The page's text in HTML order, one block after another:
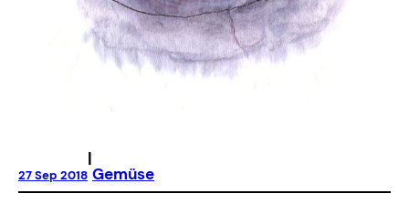
27 Sep 2018
|
Gemüse